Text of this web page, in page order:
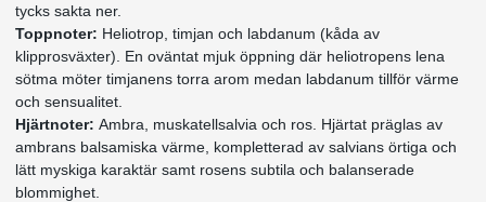
tycks sakta ner.
Toppnoter: Heliotrop, timjan och labdanum (kåda av
klipprosväxter). En oväntat mjuk öppning där heliotropens lena
sötma möter timjanens torra arom medan labdanum tillför värme
och sensualitet.
Hjärtnoter: Ambra, muskatellsalvia och ros. Hjärtat präglas av
ambrans balsamiska värme, kompletterad av salvians örtiga och
lätt myskiga karaktär samt rosens subtila och balanserade
blommighet.